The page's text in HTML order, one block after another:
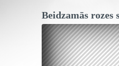
Beidzamās rozes